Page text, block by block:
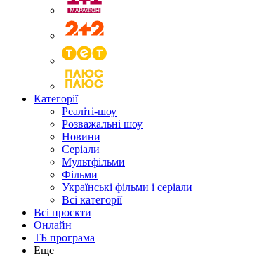
Категорії
Реаліті-шоу
Розважальні шоу
Новини
Серіали
Мультфільми
Фільми
Українські фільми і серіали
Всі категорії
Всі проєкти
Онлайн
ТБ програма
Еще